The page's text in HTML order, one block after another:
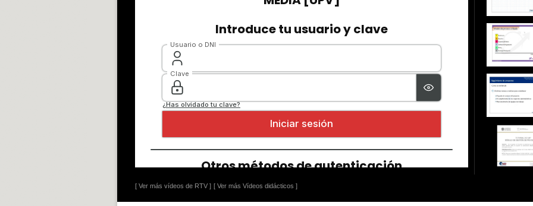
[ Ver más vídeos de RTV ] [ Ver más Vídeos didácticos ]